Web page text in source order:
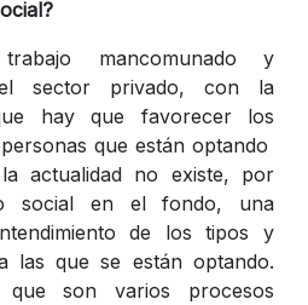
mancomunado y
sector privado, con la
hay que favorecer los
que están optando
actualidad no existe, por
social en el fondo, una
de los tipos y
las que se están optando.
son varios procesos